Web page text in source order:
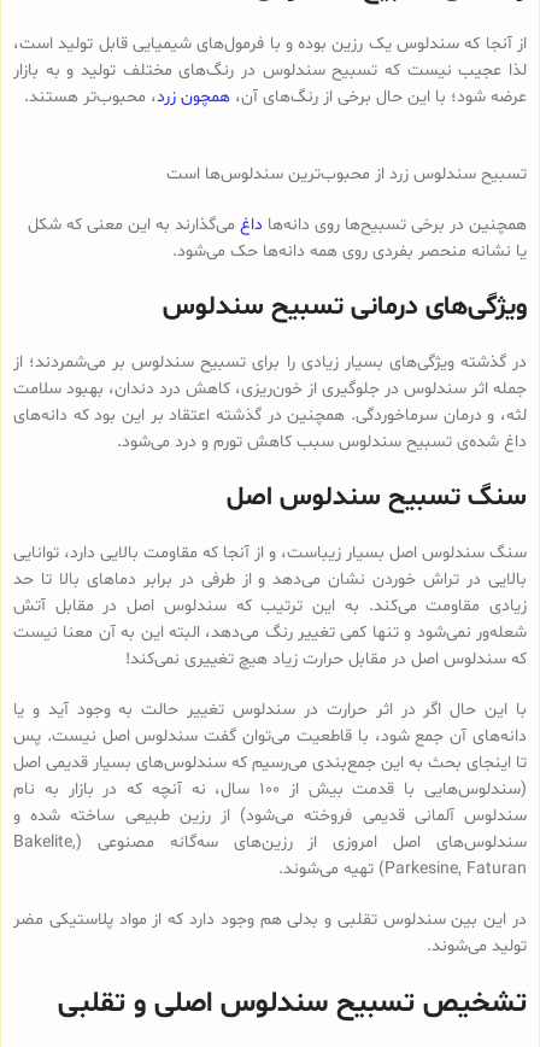
از آنجا که سندلوس یک رزین بوده و با فرمول‌های شیمیایی قابل تولید است،
لذا عجیب نیست که تسبیح سندلوس در رنگ‌های مختلف تولید و به بازار
عرضه شود؛ با این حال برخی از رنگ‌های آن، همچون زرد، محبوب‌تر هستند.
تسبیح سندلوس زرد از محبوب‌ترین سندلوس‌ها است
همچنین در برخی تسبیح‌ها روی دانه‌ها داغ می‌گذارند به این معنی که شکل
یا نشانه منحصر بفردی روی همه دانه‌ها حک می‌شود.
ویژگی‌های درمانی تسبیح سندلوس
در گذشته ویژگی‌های بسیار زیادی را برای تسبیح سندلوس بر می‌شمردند؛ از
جمله اثر سندلوس در جلوگیری از خون‌ریزی، کاهش درد دندان، بهبود سلامت
لثه، و درمان سرماخوردگی. همچنین در گذشته اعتقاد بر این بود که دانه‌های
داغ شده‌ی تسبیح سندلوس سبب کاهش تورم و درد می‌شود.
سنگ تسبیح سندلوس اصل
سنگ سندلوس اصل بسیار زیباست، و از آنجا که مقاومت بالایی دارد، توانایی
بالایی در تراش خوردن نشان می‌دهد و از طرفی در برابر دماهای بالا تا حد
زیادی مقاومت می‌کند. به این ترتیب که سندلوس اصل در مقابل آتش
شعله‌ور نمی‌شود و تنها کمی تغییر رنگ می‌دهد، البته این به آن معنا نیست
که سندلوس اصل در مقابل حرارت زیاد هیچ تغییری نمی‌کند!
با این حال اگر در اثر حرارت در سندلوس تغییر حالت به وجود آید و یا
دانه‌های آن جمع شود، با قاطعیت می‌توان گفت سندلوس اصل نیست. پس
تا اینجای بحث به این جمع‌بندی می‌رسیم که سندلوس‌های بسیار قدیمی اصل
(سندلوس‌هایی با قدمت بیش از 100 سال، نه آنچه که در بازار به نام
سندلوس آلمانی قدیمی فروخته می‌شود) از رزین طبیعی ساخته شده و
سندلوس‌‌های اصل امروزی از رزین‌های سه‌گانه مصنوعی (Bakelite,
Parkesine, Faturan) تهیه می‌شوند.
در این بین سندلوس تقلبی و بدلی هم وجود دارد که از مواد پلاستیکی مضر
تولید می‌شوند.
تشخیص تسبیح سندلوس اصلی و تقلبی